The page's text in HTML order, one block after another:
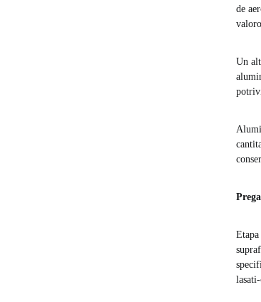
de
Un